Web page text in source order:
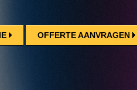
OFFERTE AANVRAGEN